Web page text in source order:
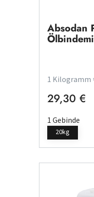
Absodan
1 Kilogramm
Regulärer
29,30 €
1 Gebinde
20kg